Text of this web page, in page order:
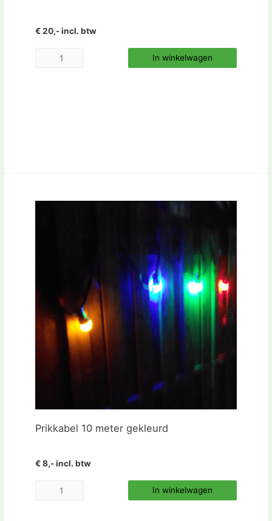
€ 20,- incl. btw
In winkelwagen
Prikkabel 10 meter gekleurd
€ 8,- incl. btw
In winkelwagen